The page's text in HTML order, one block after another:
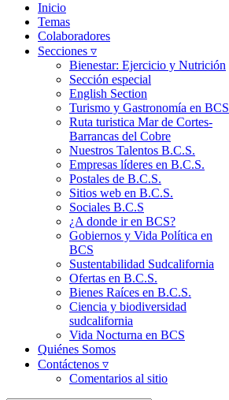
Inicio
Temas
Colaboradores
Secciones ▿
Bienestar: Ejercicio y Nutrición
Sección especial
English Section
Turismo y Gastronomía en BCS
Ruta turistica Mar de Cortes-
Barrancas del Cobre
Nuestros Talentos B.C.S.
Empresas líderes en B.C.S.
Postales de B.C.S.
Sitios web en B.C.S.
Sociales B.C.S
¿A donde ir en BCS?
Gobiernos y Vida Política en
BCS
Sustentabilidad Sudcalifornia
Ofertas en B.C.S.
Bienes Raíces en B.C.S.
Ciencia y biodiversidad
sudcalifornia
Vida Nocturna en BCS
Quiénes Somos
Contáctenos ▿
Comentarios al sitio